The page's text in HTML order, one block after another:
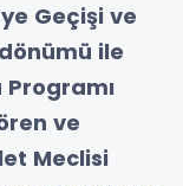
Geçişi ve
ile
Programı
ve
Meclisi